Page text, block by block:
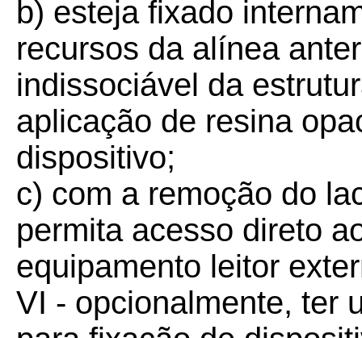
b) esteja fixado
recursos da alínea
indissociável da
aplicação de resina
dispositivo;
c) com a remoção do
permita acesso direto
equipamento leitor
VI - opcionalmente, ter